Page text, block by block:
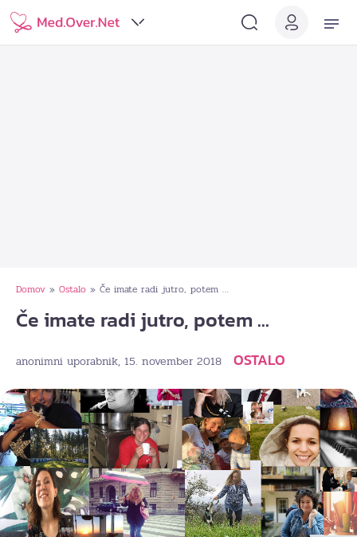
Domov » Ostalo » Če imate radi jutro, potem …
Če imate radi jutro, potem …
anonimni uporabnik, 15. november 2018 OSTALO